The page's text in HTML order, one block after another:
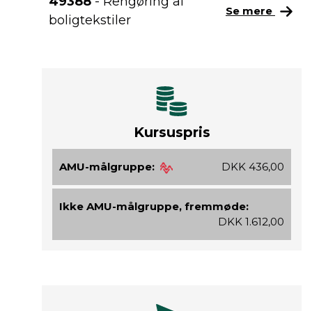
boligtekstiler
Se mere
Kursuspris
AMU-målgruppe: DKK 436,00
Ikke AMU-målgruppe, fremmøde:
DKK 1.612,00